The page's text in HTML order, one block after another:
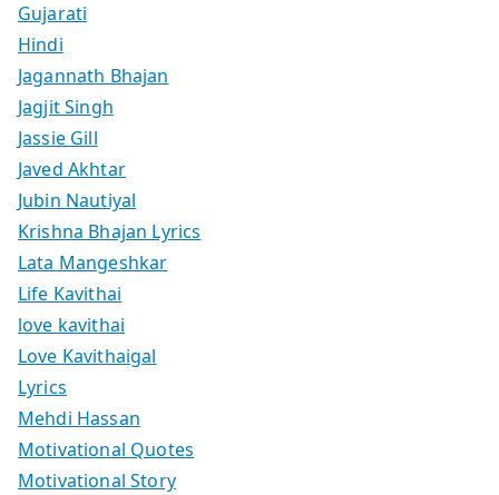
Gujarati
Hindi
Jagannath Bhajan
Jagjit Singh
Jassie Gill
Javed Akhtar
Jubin Nautiyal
Krishna Bhajan Lyrics
Lata Mangeshkar
Life Kavithai
love kavithai
Love Kavithaigal
Lyrics
Mehdi Hassan
Motivational Quotes
Motivational Story